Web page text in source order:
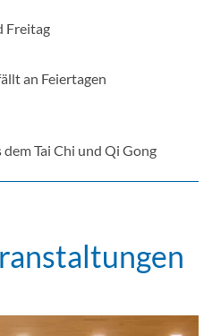
Freitag
an Feiertagen
Tai Chi und Qi Gong